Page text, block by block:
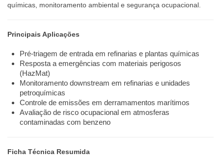
químicas, monitoramento ambiental e segurança ocupacional.
Principais Aplicações
Pré-triagem de entrada em refinarias e plantas químicas
Resposta a emergências com materiais perigosos
(HazMat)
Monitoramento downstream em refinarias e unidades
petroquímicas
Controle de emissões em derramamentos marítimos
Avaliação de risco ocupacional em atmosferas
contaminadas com benzeno
Ficha Técnica Resumida